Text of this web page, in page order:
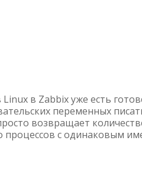
в Zabbix уже есть
переменных
возвращает
процессов с одинаковым